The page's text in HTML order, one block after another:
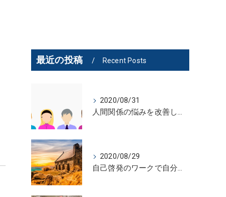
最近の投稿 Recent Posts
2020/08/31
人間関係の悩みを改善しないで解決する方法
2020/08/29
自己啓発のワークで自分史を活かすには